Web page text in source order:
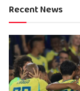
Recent News